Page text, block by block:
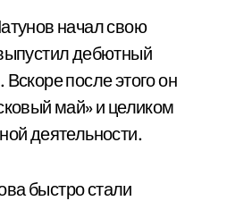
начал свою
дебютный
после этого он
май» и целиком
деятельности.
быстро стали